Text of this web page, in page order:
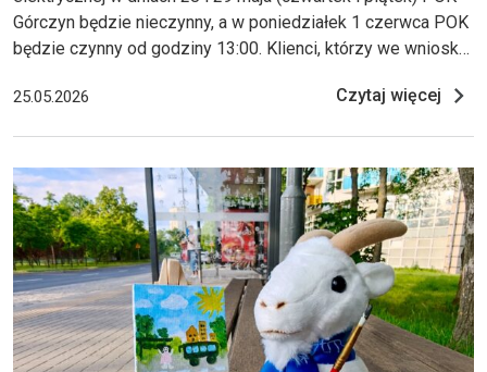
Górczyn będzie nieczynny, a w poniedziałek 1 czerwca POK
będzie czynny od godziny 13:00. Klienci, którzy we wniosku
28.05.2026-01.06.2026 karty mogą odebrać w POK Dworzec
25.05.2026 Czytaj więcej